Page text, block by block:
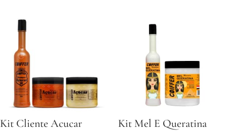
Kit Cliente Acucar Kit Mel E Queratina